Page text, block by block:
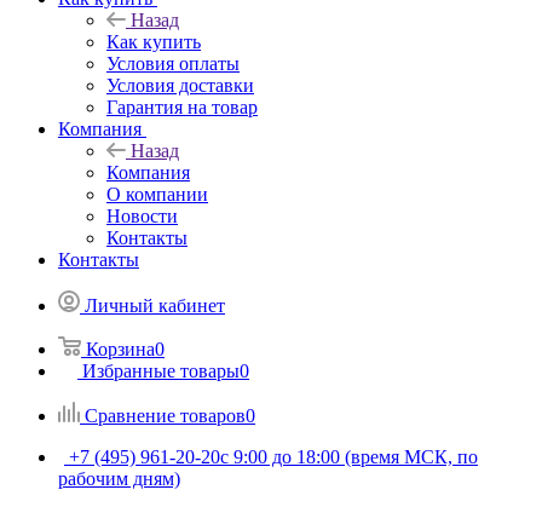
Назад
Как купить
Условия оплаты
Условия доставки
Гарантия на товар
Компания
Назад
Компания
О компании
Новости
Контакты
Контакты
Личный кабинет
Корзина0
Избранные товары0
Сравнение товаров0
+7 (495) 961-20-20с 9:00 до 18:00 (время МСК, по
рабочим дням)